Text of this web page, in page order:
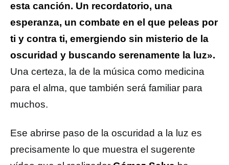
esta canción. Un recordatorio, una
esperanza, un combate en el que peleas por
ti y contra ti, emergiendo sin misterio de la
oscuridad y buscando serenamente la luz».
Una certeza, la de la música como medicina
para el alma, que también será familiar para
muchos.
Ese abrirse paso de la oscuridad a la luz es
precisamente lo que muestra el sugerente